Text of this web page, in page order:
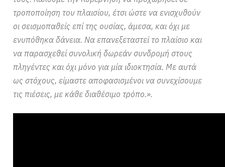
τροποποίηση του πλαισίου, έτσι ώστε να ενισχυθούν
οι σεισμοπαθείς επί της ουσίας, άμεσα, και όχι με
ενυπόθηκα δάνεια. Να επανεξεταστεί το πλαίσιο και
να παρασχεθεί συνολική δωρεάν συνδρομή στους
πληγέντες και όχι μόνο για μία ιδιοκτησία. Με αυτά
ως στόχους, είμαστε αποφασισμένοι να συνεχίσουμε
τις πιέσεις, με κάθε διαθέσιμο τρόπο.».